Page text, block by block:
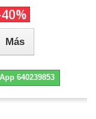
Más
640239853